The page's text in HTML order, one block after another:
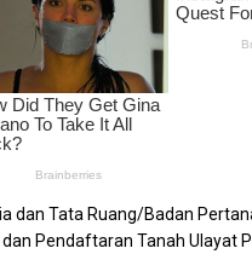
dan Tata Ruang/Badan
Pendaftaran Tanah Ulayat